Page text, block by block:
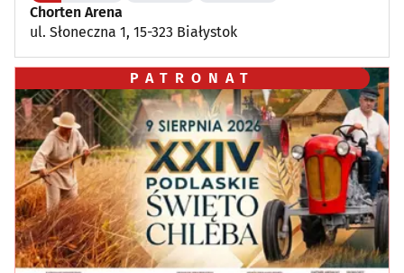
Chorten Arena
ul. Słoneczna 1, 15-323 Białystok
PATRONAT